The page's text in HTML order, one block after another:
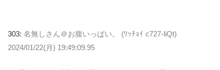
303: 名無しさん＠お腹いっぱい。 (ﾜｯﾁｮｲ c727-liQt)
2024/01/22(月) 19:49:09.95